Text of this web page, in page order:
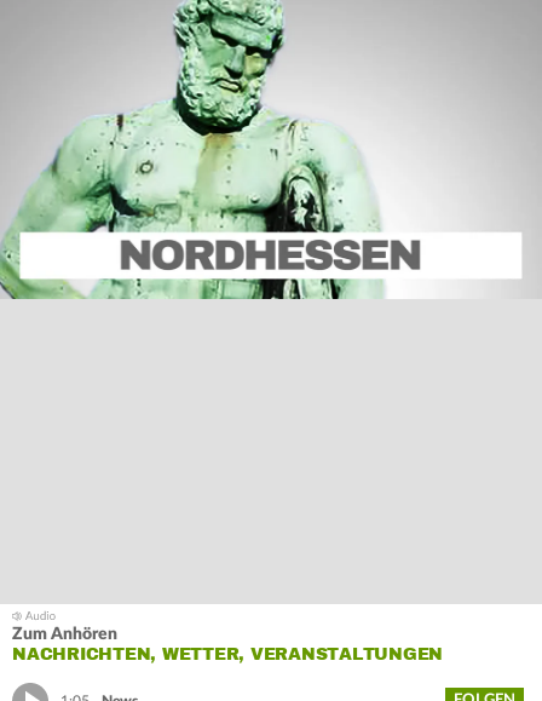
Zum Anhören
NACHRICHTEN, WETTER, VERANSTALTUNGEN